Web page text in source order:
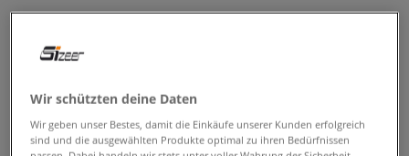
Ändere den Suchbegriff. Versuche, weniger Filter zu
Wir schützten deine Daten
Wir geben unser Bestes, damit die Einkäufe unserer Kunden erfolgreich
sind und die ausgewählten Produkte optimal zu ihren Bedürfnissen